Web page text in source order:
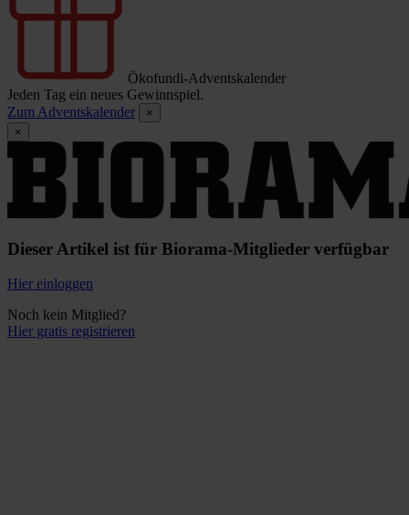
Ökofundi-Adventskalender
Jeden Tag ein neues Gewinnspiel.
Zum Adventskalender
×
×
Dieser Artikel ist für Biorama-Mitglieder verfügbar
Hier einloggen
Noch kein Mitglied?
Hier gratis registrieren